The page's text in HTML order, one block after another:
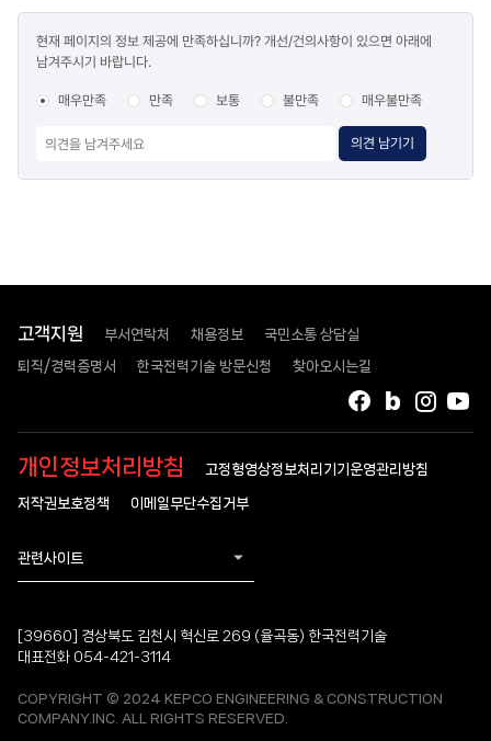
만족도
조사
현재 페이지의 정보 제공에 만족하십니까? 개선/건의사항이 있으면 아래에
남겨주시기 바랍니다.
매우만족 만족 보통 불만족 매우불만족
의견 남기기
고객지원 부서연락처 채용정보 국민소통 상담실
퇴직/경력증명서 한국전력기술 방문신청 찾아오시는길
인스
블로그
페이스북
개인정보처리방침 고정형영상정보처리기기운영관리방침
저작권보호정책 이메일무단수집거부
관련사이트
[39660] 경상북도 김천시 혁신로 269 (율곡동) 한국전력기술
대표전화 054-421-3114
COPYRIGHT © 2024 KEPCO ENGINEERING & CONSTRUCTION
COMPANY.INC. ALL RIGHTS RESERVED.